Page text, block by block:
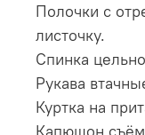
Полочки с
листочку.
Спинка
Рукава
Куртка на